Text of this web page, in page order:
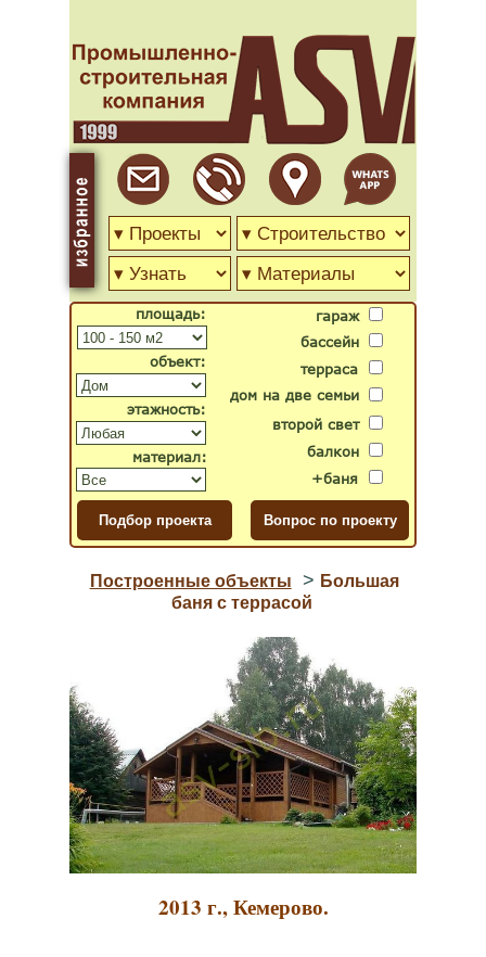
гараж
бассейн
второй свет
дом на две семьи
терраса
балкон
+баня
объект:
материал:
площадь:
этажность:
Построенные объекты > Большая
баня с террасой
2013 г., Кемерово.